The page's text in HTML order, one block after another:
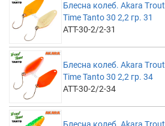
Блесна колеб. Akara Trout
Time Tanto 30 2,2 гр. 31
ATT-30-2/2-31
Блесна колеб. Akara Trout
Time Tanto 30 2,2 гр. 34
ATT-30-2/2-34